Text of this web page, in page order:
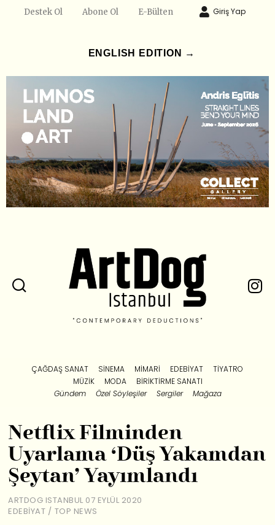
Destek Ol Abone Ol E-Bülten Giriş Yap
ENGLISH EDITION →
ÇAĞDAŞ SANAT SINEMA MIMARI EDEBIYAT
TIYATRO
MÜZIK
MODA
BIRIKTIRME SANATI
Gündem
Özel Söyleşiler Sergiler Mağaza
Netflix Filminden
Uyarlama ‘Düş Yakamdan
Şeytan’ Yayımlandı
ARTDOG ISTANBUL 07 EYLÜL 2020
EDEBIYAT / TOP NEWS